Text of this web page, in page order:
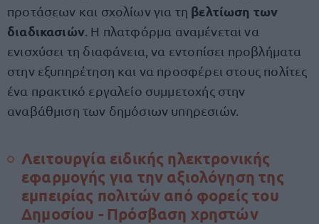
προτάσεων και σχολίων για τη βελτίωση των
διαδικασιών. Η πλατφόρμα αναμένεται να
ενισχύσει τη διαφάνεια, να εντοπίσει προβλήματα
στην εξυπηρέτηση και να προσφέρει στους πολίτες
ένα πρακτικό εργαλείο συμμετοχής στην
αναβάθμιση των δημόσιων υπηρεσιών.
Λειτουργία ειδικής ηλεκτρονικής
εφαρμογής για την αξιολόγηση της
εμπειρίας πολιτών από φορείς του
Δημοσίου - Πρόσβαση χρηστών